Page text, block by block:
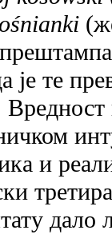
је те
и
дало